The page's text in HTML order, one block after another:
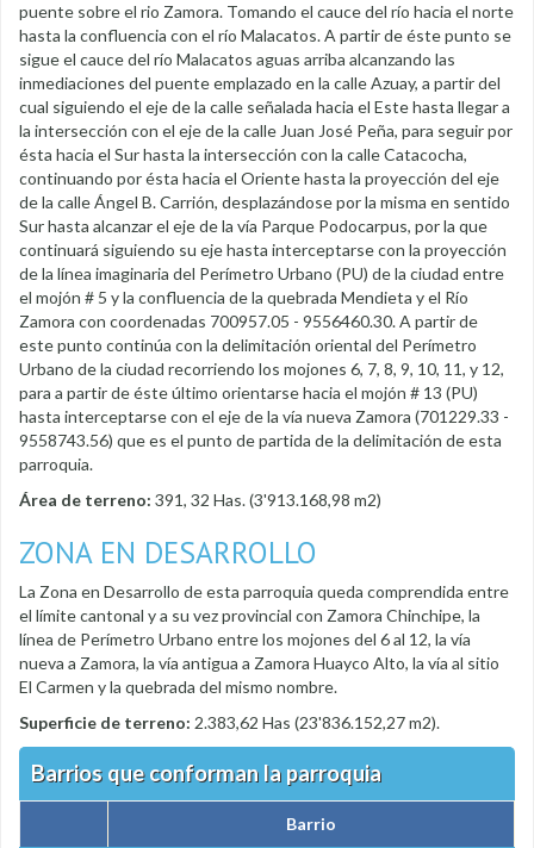
puente sobre el rio Zamora. Tomando el cauce del río hacia el norte
hasta la confluencia con el río Malacatos. A partir de éste punto se
sigue el cauce del río Malacatos aguas arriba alcanzando las
inmediaciones del puente emplazado en la calle Azuay, a partir del
cual siguiendo el eje de la calle señalada hacia el Este hasta llegar a
la intersección con el eje de la calle Juan José Peña, para seguir por
ésta hacia el Sur hasta la intersección con la calle Catacocha,
continuando por ésta hacia el Oriente hasta la proyección del eje
de la calle Ángel B. Carrión, desplazándose por la misma en sentido
Sur hasta alcanzar el eje de la vía Parque Podocarpus, por la que
continuará siguiendo su eje hasta interceptarse con la proyección
de la línea imaginaria del Perímetro Urbano (PU) de la ciudad entre
el mojón # 5 y la confluencia de la quebrada Mendieta y el Río
Zamora con coordenadas 700957.05 - 9556460.30. A partir de
este punto continúa con la delimitación oriental del Perímetro
Urbano de la ciudad recorriendo los mojones 6, 7, 8, 9, 10, 11, y 12,
para a partir de éste último orientarse hacia el mojón # 13 (PU)
hasta interceptarse con el eje de la vía nueva Zamora (701229.33 -
9558743.56) que es el punto de partida de la delimitación de esta
parroquia.
Área de terreno: 391, 32 Has. (3'913.168,98 m2)
ZONA EN DESARROLLO
La Zona en Desarrollo de esta parroquia queda comprendida entre
el límite cantonal y a su vez provincial con Zamora Chinchipe, la
línea de Perímetro Urbano entre los mojones del 6 al 12, la vía
nueva a Zamora, la vía antigua a Zamora Huayco Alto, la vía al sitio
El Carmen y la quebrada del mismo nombre.
Superficie de terreno: 2.383,62 Has (23'836.152,27 m2).
Barrios que conforman la parroquia
Barrio